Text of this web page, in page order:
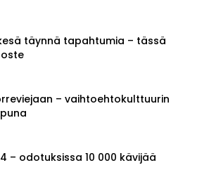
täynnä tapahtumia – tässä
– vaihtoehtokulttuurin
– odotuksissa 10 000 kävijää